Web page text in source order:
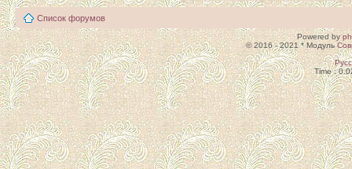
Список форумов
Powered by
© 2016 - 2021 * Модуль
Time :